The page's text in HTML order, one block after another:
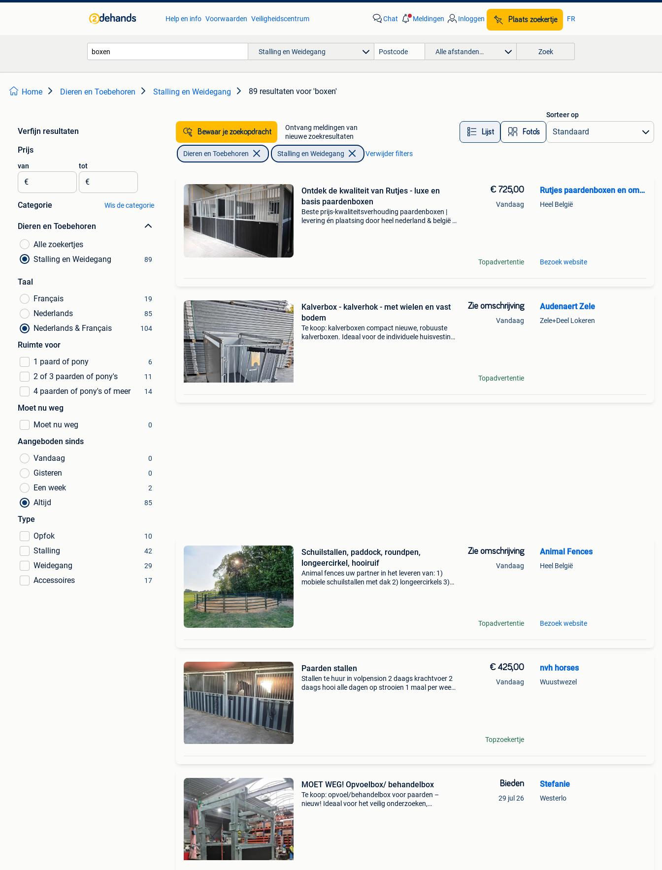
Help en info Voorwaarden Veiligheidscentrum Chat Meldingen Inloggen Plaats zoekertje FR
Stalling en Weidegang Alle afstanden… Zoek
Home Dieren en Toebehoren Stalling en Weidegang 89 resultaten voor 'boxen'
Verfijn resultaten
Prijs
van
€
tot
€
Categorie Wis de categorie
Dieren en Toebehoren
Alle zoekertjes
Stalling en Weidegang
89
Taal
Français
19
Nederlands 85
Nederlands & Français 104
Ruimte voor
1 paard of pony
6
2 of 3 paarden of pony's 11
4 paarden of pony's of meer 14
Moet nu weg
Moet nu weg
0
Aangeboden sinds
Vandaag
0
Gisteren 0
Een week 2
Altijd 85
Type
Opfok
10
Stalling 42
Weidegang 29
Accessoires 17
Bewaar je zoekopdracht
Ontvang meldingen van
nieuwe zoekresultaten
Lijst Foto’s
Sorteer op
Dieren en Toebehoren Stalling en Weidegang Verwijder filters
Ontdek de kwaliteit van Rutjes - luxe en
basis paardenboxen
Beste prijs-kwaliteitsverhouding paardenboxen |
levering én plaatsing door heel nederland & belgië |
€ 725,00
Vandaag
Topadvertentie
Rutjes paardenboxen en omheiningen
Heel België
Bezoek website
Kalverbox - kalverhok - met wielen en vast
bodem
Te koop: kalverboxen compact nieuwe, robuuste
kalverboxen. Ideaal voor de individuele huisvesting
Zie omschrijving
Vandaag
Topadvertentie
Audenaert Zele
Zele+Deel Lokeren
Schuilstallen, paddock, roundpen,
longeercirkel, hooiruif
Animal fences uw partner in het leveren van: 1)
mobiele schuilstallen met dak 2) longeercirkels 3)
Zie omschrijving
Vandaag
Topadvertentie
Animal Fences
Heel België
Bezoek website
Paarden stallen
Stallen te huur in volpension 2 daags krachtvoer 2
daags hooi alle dagen op strooien 1 maal per week
€ 425,00
Vandaag
Topzoekertje
nvh horses
Wuustwezel
MOET WEG! Opvoelbox/ behandelbox
Te koop: opvoel/behandelbox voor paarden –
nieuw! Ideaal voor het veilig onderzoeken,
Bieden
29 jul 26
Stefanie
Westerlo